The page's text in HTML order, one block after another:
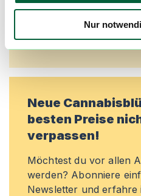
Nur
exklusive Angebote zu
Jetzt registrieren
Neue
besten Preise
verpassen!
Möchtest du vor allen
werden? Abonniere
Newsletter und